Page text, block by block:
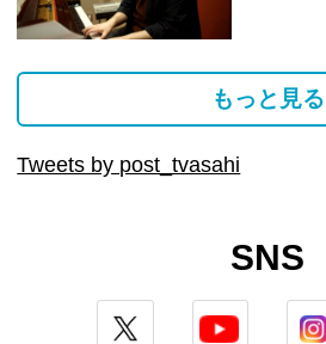
もっと見る
Tweets by post_tvasahi
SNS
twitter youtube